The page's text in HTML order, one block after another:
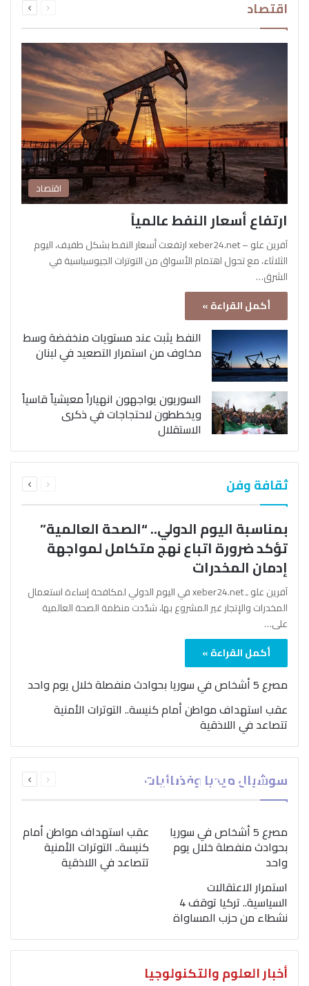
اقتصاد الصفحةالصفحة
اقتصاد
ارتفاع أسعار النفط عالمياً
آفرين علو – xeber24.net ارتفعت أسعار النفط بشكل طفيف، اليوم
الثلاثاء، مع تحول اهتمام الأسواق من التوترات الجيوسياسية في
الشرق…
أكمل القراءة »
النفط يثبت عند مستويات منخفضة وسط
مخاوف من استمرار التصعيد في لبنان
السوريون يواجهون انهياراً معيشياً قاسياً
ويخططون لاحتجاجات في ذكرى
الاستقلال
ثقافة وفن الصفحةالصفحة
بمناسبة اليوم الدولي.. “الصحة العالمية”
تؤكد ضرورة اتباع نهج متكامل لمواجهة
إدمان المخدرات
آفرين علو ـ xeber24.net في اليوم الدولي لمكافحة إساءة استعمال
المخدرات والإتجار غير المشروع بها، شدّدت منظمة الصحة العالمية
على…
أكمل القراءة »
مصرع 5 أشخاص في سوريا بحوادث منفصلة خلال يوم واحد
عقب استهداف مواطن أمام كنيسة.. التوترات الأمنية
تتصاعد في اللاذقية
سوشيال ميديا وفضائيات الصفحةالصفحة
بمناسبة اليوم الدولي..
“الصحة العالمية” تؤكد
ضرورة اتباع نهج متكامل
لمواجهة إدمان المخدرات
مصرع 5 أشخاص في سوريا
بحوادث منفصلة خلال يوم
واحد
عقب استهداف مواطن أمام
كنيسة.. التوترات الأمنية
تتصاعد في اللاذقية
استمرار الاعتقالات
السياسية.. تركيا توقف 4
نشطاء من حزب المساواة
أخبار العلوم والتكنولوجيا